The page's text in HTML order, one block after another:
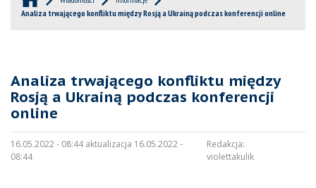
Analiza trwającego konfliktu między Rosją a Ukrainą podczas konferencji online
Analiza trwającego konfliktu między
Rosją a Ukrainą podczas konferencji
online
16.05.2022 - 08:44 aktualizacja 16.05.2022 -
08:44
Redakcja:
violettakulik